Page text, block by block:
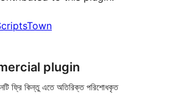
plugin
ফ্রি কিন্তু এতে অতিরিক্ত পরিশোধকৃত